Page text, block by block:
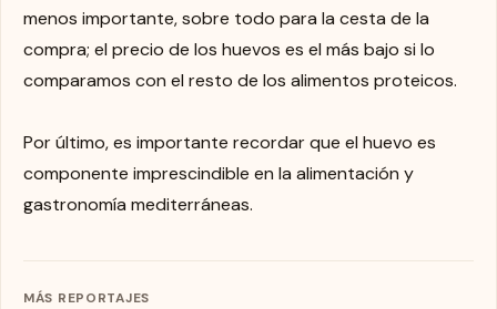
menos importante, sobre todo para la cesta de la
compra; el precio de los huevos es el más bajo si lo
comparamos con el resto de los alimentos proteicos.
Por último, es importante recordar que el huevo es
componente imprescindible en la alimentación y
gastronomía mediterráneas.
MÁS REPORTAJES